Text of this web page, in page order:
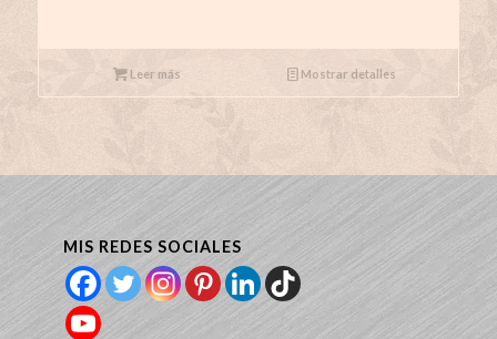
Leer más Mostrar detalles
MIS REDES SOCIALES